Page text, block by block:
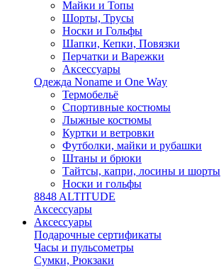
Майки и Топы
Шорты, Трусы
Носки и Гольфы
Шапки, Кепки, Повязки
Перчатки и Варежки
Аксессуары
Одежда Noname и One Way
Термобельё
Спортивные костюмы
Лыжные костюмы
Куртки и ветровки
Футболки, майки и рубашки
Штаны и брюки
Тайтсы, капри, лосины и шорты
Носки и гольфы
8848 ALTITUDE
Аксессуары
Аксессуары
Подарочные сертификаты
Часы и пульсометры
Сумки, Рюкзаки